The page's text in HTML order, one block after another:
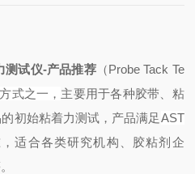
测试仪-产品推荐（Probe Tack Te
式之一， 主要用于各种胶带、粘
初始粘着力测试，产品满足AST
适合各类研究机构、胶粘剂企